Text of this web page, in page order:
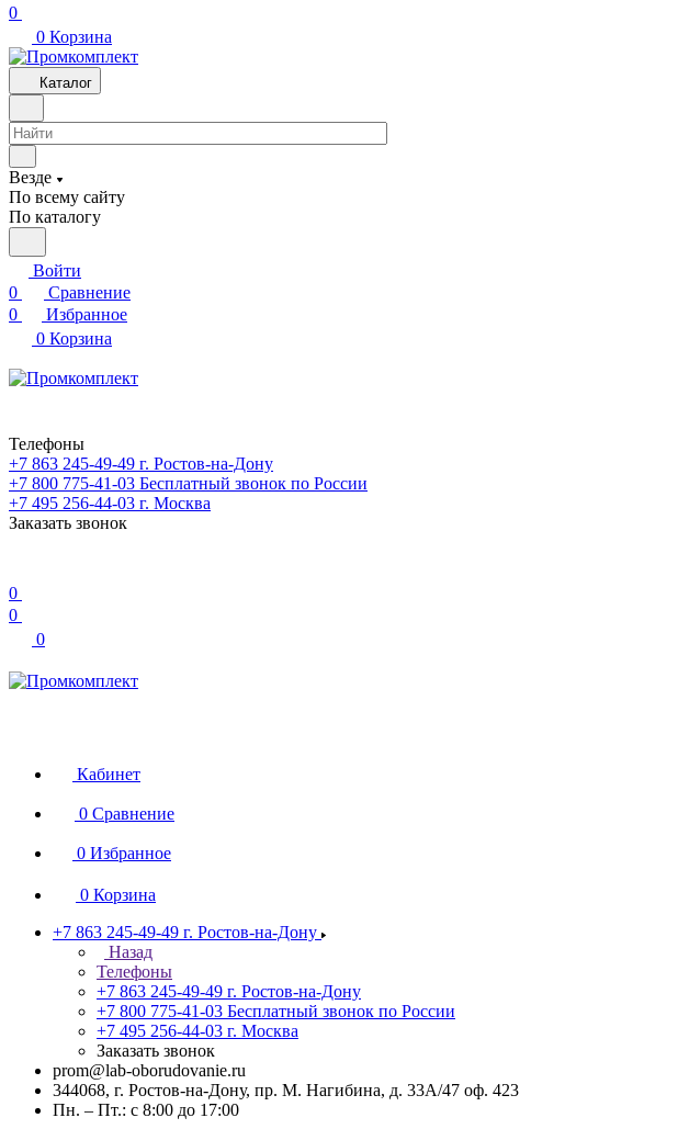
0
0 Корзина
Каталог
Везде
По всему сайту
По каталогу
Войти
0
Сравнение
0
Избранное
0 Корзина
Телефоны
+7 863 245-49-49 г. Ростов-на-Дону
+7 800 775-41-03 Бесплатный звонок по России
+7 495 256-44-03 г. Москва
Заказать звонок
0
0
0
Кабинет
0 Сравнение
0 Избранное
0 Корзина
+7 863 245-49-49 г. Ростов-на-Дону
Назад
Телефоны
+7 863 245-49-49 г. Ростов-на-Дону
+7 800 775-41-03 Бесплатный звонок по России
+7 495 256-44-03 г. Москва
Заказать звонок
prom@lab-oborudovanie.ru
344068, г. Ростов-на-Дону, пр. М. Нагибина, д. 33А/47 оф. 423
Пн. – Пт.: с 8:00 до 17:00